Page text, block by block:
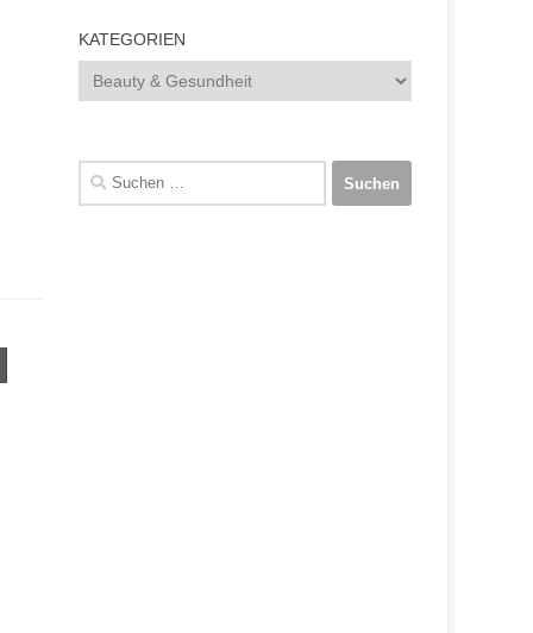
KATEGORIEN
Kategorien
Suchen
nach: